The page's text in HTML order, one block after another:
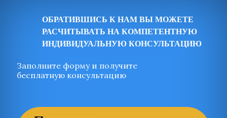
ОБРАТИВШИСЬ К НАМ ВЫ МОЖЕТЕ
РАСЧИТЫВАТЬ НА КОМПЕТЕНТНУЮ
ИНДИВИДУАЛЬНУЮ КОНСУЛЬТАЦИЮ
Заполните форму и получите
бесплатную консультацию